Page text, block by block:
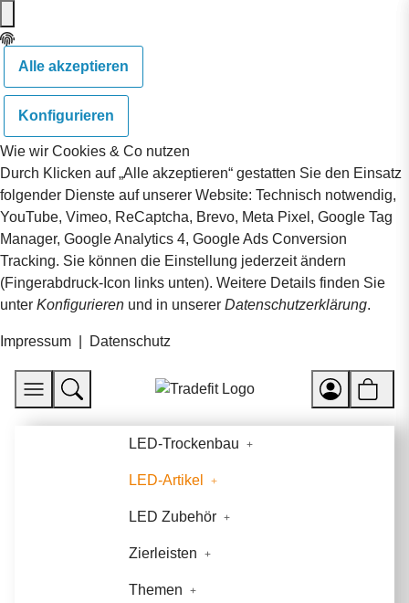
Alle akzeptieren
Konfigurieren
Wie wir Cookies & Co nutzen
Durch Klicken auf „Alle akzeptieren“ gestatten Sie den Einsatz
folgender Dienste auf unserer Website: Technisch notwendig,
YouTube, Vimeo, ReCaptcha, Brevo, Meta Pixel, Google Tag
Manager, Google Analytics 4, Google Ads Conversion
Tracking. Sie können die Einstellung jederzeit ändern
(Fingerabdruck-Icon links unten). Weitere Details finden Sie
unter Konfigurieren und in unserer Datenschutzerklärung.
Impressum Datenschutz
LED-Trockenbau
LED-Artikel
LED Zubehör
Zierleisten
Themen